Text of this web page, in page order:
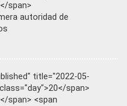
span>
autoridad de
title="2022-05-
span>
span> <span